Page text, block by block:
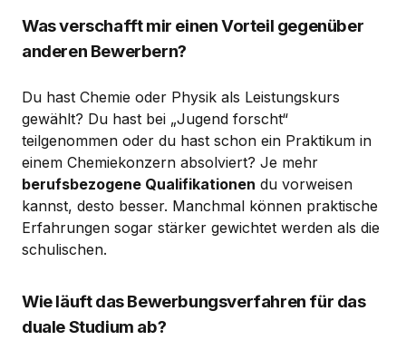
Was verschafft mir einen Vorteil gegenüber
anderen Bewerbern?
Du hast Chemie oder Physik als Leistungskurs
gewählt? Du hast bei „Jugend forscht“
teilgenommen oder du hast schon ein Praktikum in
einem Chemiekonzern absolviert? Je mehr
berufsbezogene Qualifikationen du vorweisen
kannst, desto besser. Manchmal können praktische
Erfahrungen sogar stärker gewichtet werden als die
schulischen.
Wie läuft das Bewerbungsverfahren für das
duale Studium ab?